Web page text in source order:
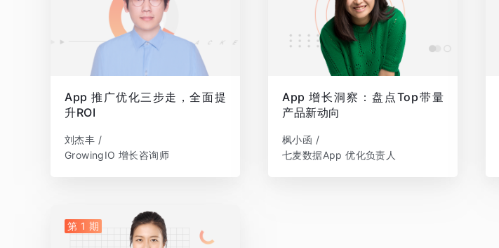
App 推广优化三步走，全面提
升ROI
刘杰丰 /
GrowingIO 增长咨询师
App 增长洞察：盘点Top带量
产品新动向
枫小函 /
七麦数据App 优化负责人
第 1 期